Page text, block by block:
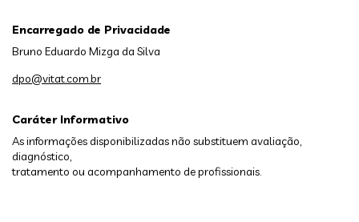
Caráter Informativo
As informações disponibilizadas não substituem avaliação,
diagnóstico,
tratamento ou acompanhamento de profissionais.
Encarregado de Privacidade
Bruno Eduardo Mizga da Silva
dpo@vitat.com.br